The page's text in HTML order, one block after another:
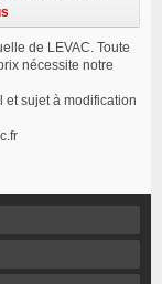
de LEVAC. Toute
nécessite notre
et sujet à modification